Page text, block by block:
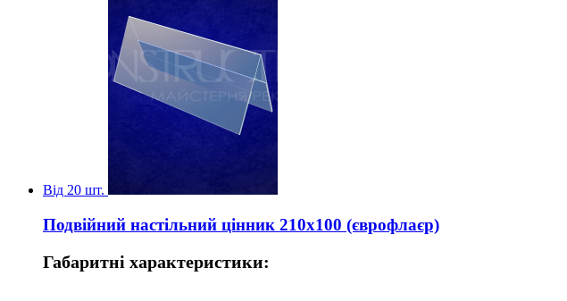
Від 20 шт.
Подвійний настільний цінник 210х100 (єврофлаєр)
Габаритні характеристики: